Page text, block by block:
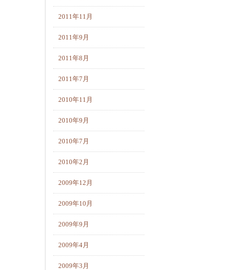
2011年11月
2011年9月
2011年8月
2011年7月
2010年11月
2010年9月
2010年7月
2010年2月
2009年12月
2009年10月
2009年9月
2009年4月
2009年3月